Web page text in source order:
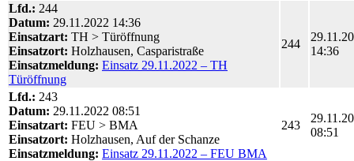
Lfd.: 244
Datum: 29.11.2022 14:36
Einsatzart: TH > Türöffnung
Einsatzort: Holzhausen, Casparistraße
Einsatzmeldung: Einsatz 29.11.2022 – TH
Türöffnung
244
14:36
Lfd.: 243
Datum: 29.11.2022 08:51
Einsatzart: FEU > BMA
Einsatzort: Holzhausen, Auf der Schanze
Einsatzmeldung: Einsatz 29.11.2022 – FEU BMA
243
08:51